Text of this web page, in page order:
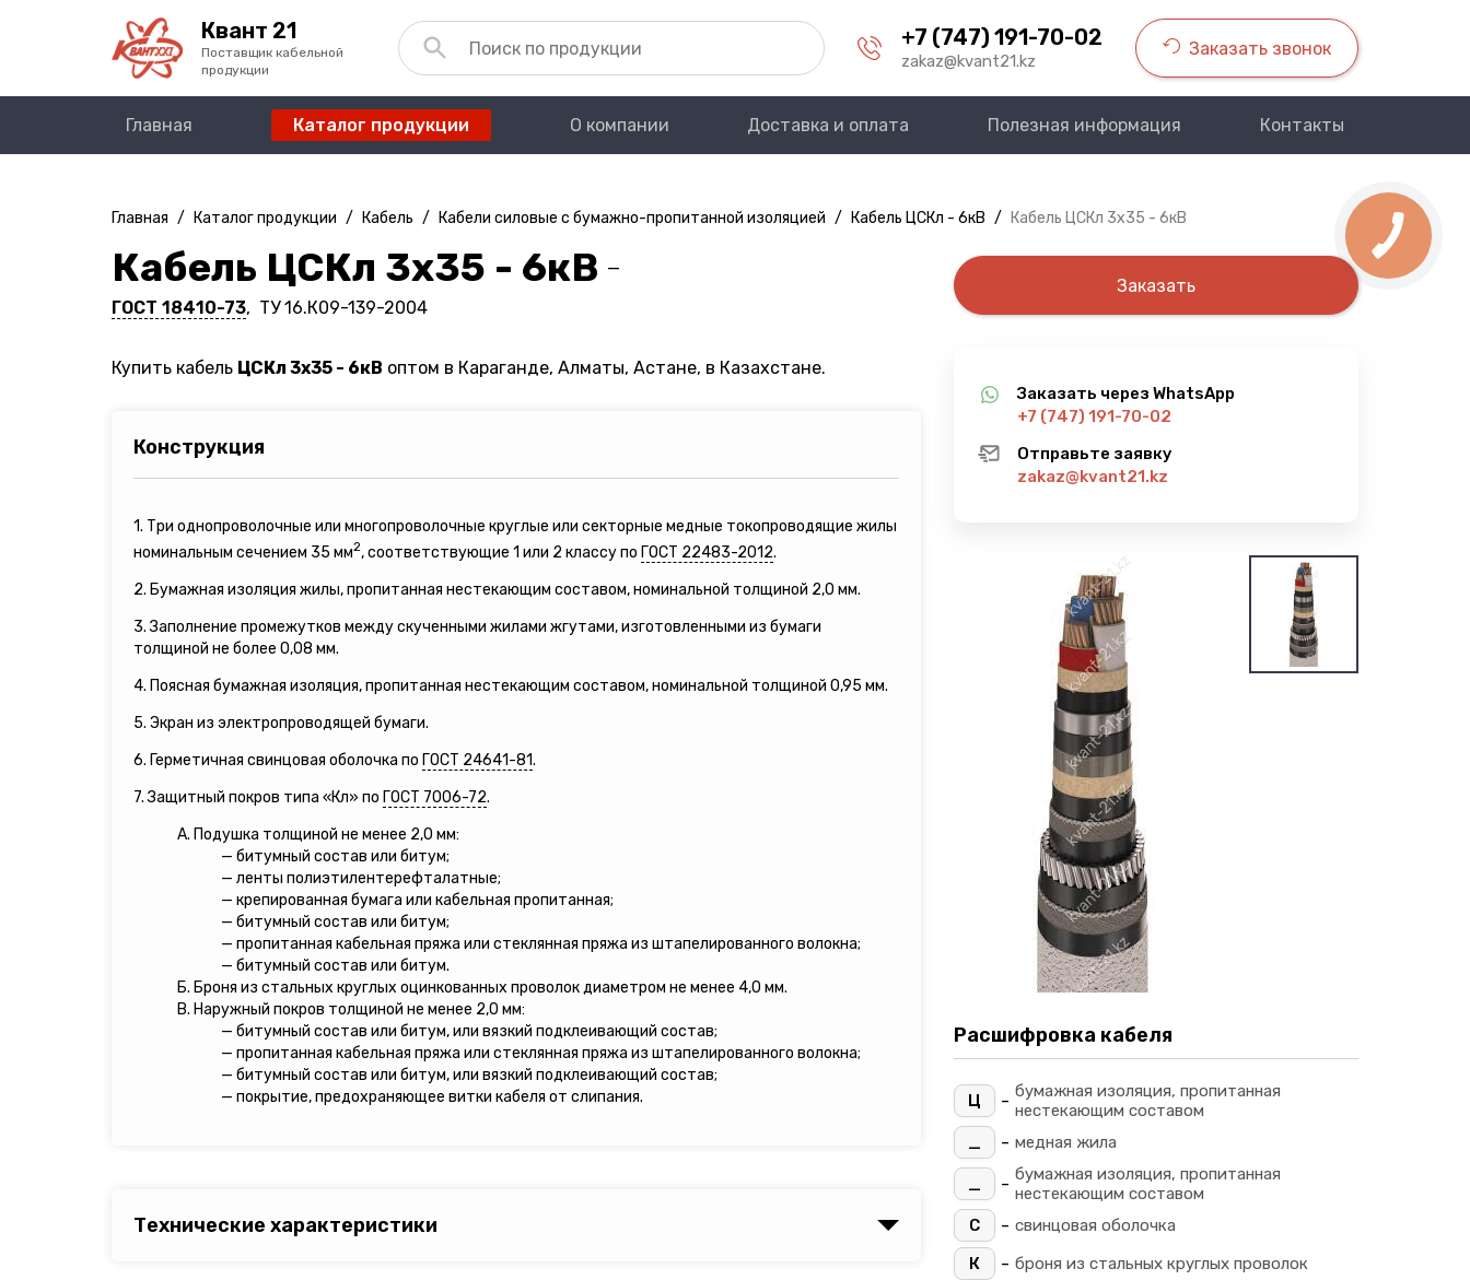
Квант 21
Поставщик кабельной
продукции
+7 (747) 191-70-02
zakaz@kvant21.kz
Заказать звонок
Главная Каталог продукции О компании Доставка и оплата Полезная информация Контакты
Главная / Каталог продукции / Кабель / Кабели силовые с бумажно-пропитанной изоляцией / Кабель ЦСКл - 6кВ / Кабель ЦСКл 3х35 - 6кВ
Кабель ЦСКл 3х35 - 6кВ —
ГОСТ 18410-73, ТУ 16.К09-139-2004
Купить кабель ЦСКл 3х35 - 6кВ оптом в Караганде, Алматы, Астане, в Казахстане.
Конструкция
1. Три однопроволочные или многопроволочные круглые или секторные медные токопроводящие жилы
номинальным сечением 35 мм2, соответствующие 1 или 2 классу по ГОСТ 22483-2012.
2. Бумажная изоляция жилы, пропитанная нестекающим составом, номинальной толщиной 2,0 мм.
3. Заполнение промежутков между скученными жилами жгутами, изготовленными из бумаги
толщиной не более 0,08 мм.
4. Поясная бумажная изоляция, пропитанная нестекающим составом, номинальной толщиной 0,95 мм.
5. Экран из электропроводящей бумаги.
6. Герметичная свинцовая оболочка по ГОСТ 24641-81.
7. Защитный покров типа «Кл» по ГОСТ 7006-72.
А. Подушка толщиной не менее 2,0 мм:
— битумный состав или битум;
— ленты полиэтилентерефталатные;
— крепированная бумага или кабельная пропитанная;
— битумный состав или битум;
— пропитанная кабельная пряжа или стеклянная пряжа из штапелированного волокна;
— битумный состав или битум.
Б. Броня из стальных круглых оцинкованных проволок диаметром не менее 4,0 мм.
В. Наружный покров толщиной не менее 2,0 мм:
— битумный состав или битум, или вязкий подклеивающий состав;
— пропитанная кабельная пряжа или стеклянная пряжа из штапелированного волокна;
— битумный состав или битум, или вязкий подклеивающий состав;
— покрытие, предохраняющее витки кабеля от слипания.
Технические характеристики
Заказать
Заказать через WhatsApp
+7 (747) 191-70-02
Отправьте заявку
zakaz@kvant21.kz
Расшифровка кабеля
Ц - бумажная изоляция, пропитанная
нестекающим составом
_
- медная жила
_ - бумажная изоляция, пропитанная
нестекающим составом
С
- свинцовая оболочка
К
- броня из стальных круглых проволок